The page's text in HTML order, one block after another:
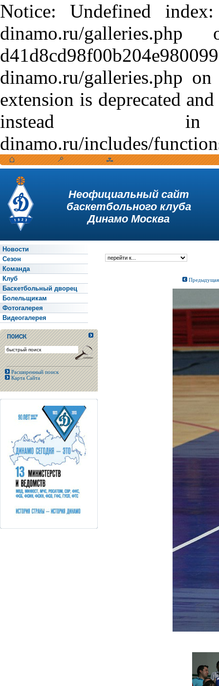
Notice: Undefined
dinamo.ru/
dinamo.ru/galleries.php
extension is deprecated
instead in /var/
dinamo.ru/includes/
Неофициальный сайт
баскетбольного клуба
Динамо Москва
Новости
Сезон
Команда
Клуб
Баскетбольный дворец
Болельщикам
Фотогалерея
Видеогалерея
Расширенный поиск
Карта Сайта
Предыдущая